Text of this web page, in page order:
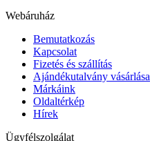
Webáruház
Bemutatkozás
Kapcsolat
Fizetés és szállítás
Ajándékutalvány vásárlása
Márkáink
Oldaltérkép
Hírek
Ügyfélszolgálat